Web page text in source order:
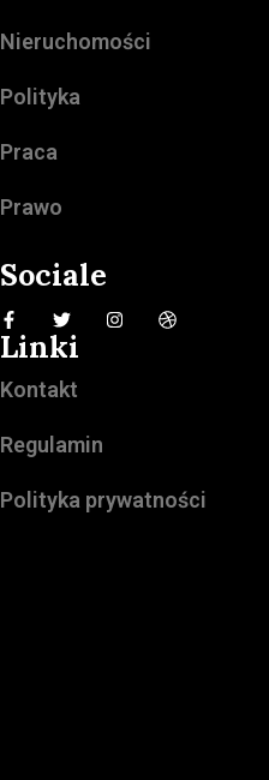
Nieruchomości
Polityka
Praca
Prawo
Sociale
Linki
Kontakt
Regulamin
Polityka prywatności